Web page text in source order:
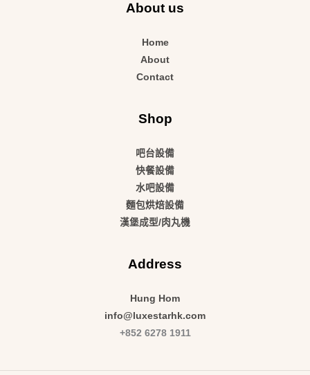
About us
Home
About
Contact
Shop
吧台設備
快餐設備
水吧設備
麵包烘焙設備
漢堡成型/肉丸機
Address
Hung Hom
info@luxestarhk.com
+852 6278 1911